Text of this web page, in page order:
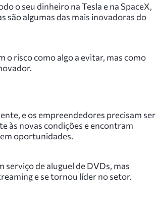
o seu dinheiro na Tesla e na SpaceX,
são algumas das mais inovadoras do
o risco como algo a evitar, mas como
e os empreendedores precisam ser
às novas condições e encontram
oportunidades.
de aluguel de DVDs, mas
e se tornou líder no setor.